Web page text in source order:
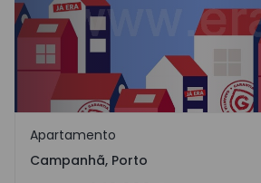
Campanhã, Porto
Apartamento
Campanhã, Porto